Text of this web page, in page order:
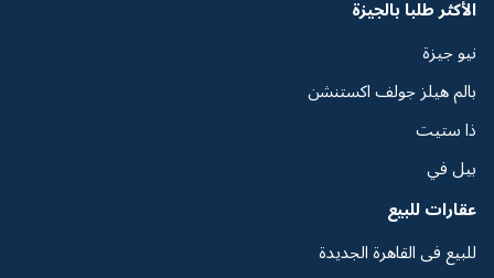
الأكثر طلبا بالجيزة
نيو جيزة
بالم هيلز جولف اكستنشن
ذا ستيت
بيل في
عقارات للبيع
للبيع فى القاهرة الجديدة